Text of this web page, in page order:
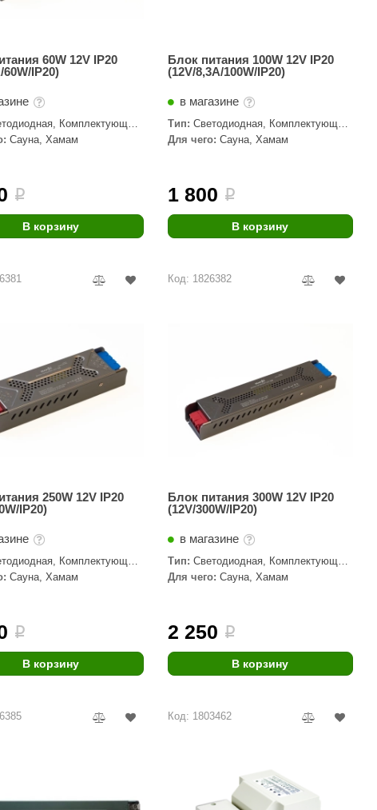
Fasel
Kvimol
Огненный камень
ЭНЕРГОРЕСУРС
Feringer
Aromawolke
Nikkarien
60W 12V IP20
60W/IP20)
Комплектующие,
Сауна, Хамам
i
В корзину
Блок питания 100W 12V IP20
(12V/8,3A/100W/IP20)
в магазине
Тип: Светодиодная, Комплектующие,
Трансформаторы
Для чего: Сауна, Хамам
1 800 i
В корзину
250W 12V IP20
IP20)
Комплектующие,
Сауна, Хамам
i
В корзину
Код: 1826382
Блок питания 300W 12V IP20
(12V/300W/IP20)
в магазине
Тип: Светодиодная, Комплектующие,
Трансформаторы
Для чего: Сауна, Хамам
2 250 i
В корзину
Код: 1803462